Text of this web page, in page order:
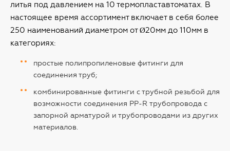
литья под давлением на 10 термопластавтоматах. В
настоящее время ассортимент включает в себя более
250 наименований диаметром от Ø20мм до 110мм в
категориях:
простые полипропиленовые фитинги для
соединения труб;
комбинированные фитинги с трубной резьбой для
возможности соединения PP-R трубопровода с
запорной арматурой и трубопроводами из других
материалов.